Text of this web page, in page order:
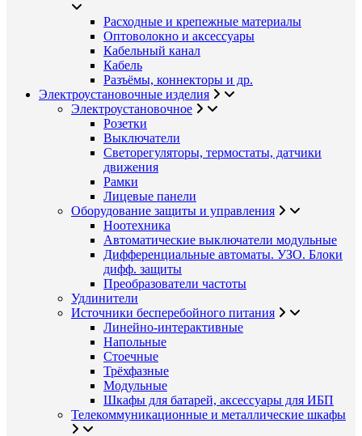
Расходные и крепежные материалы
Оптоволокно и аксессуары
Кабельный канал
Кабель
Разъёмы, коннекторы и др.
Электроустановочные изделия
Электроустановочное
Розетки
Выключатели
Светорегуляторы, термостаты, датчики
движения
Рамки
Лицевые панели
Оборудование защиты и управления
Ноотехника
Автоматические выключатели модульные
Дифференциальные автоматы. УЗО. Блоки
дифф. защиты
Преобразователи частоты
Удлинители
Источники бесперебойного питания
Линейно-интерактивные
Напольные
Стоечные
Трёхфазные
Модульные
Шкафы для батарей, аксессуары для ИБП
Телекоммуникационные и металлические шкафы